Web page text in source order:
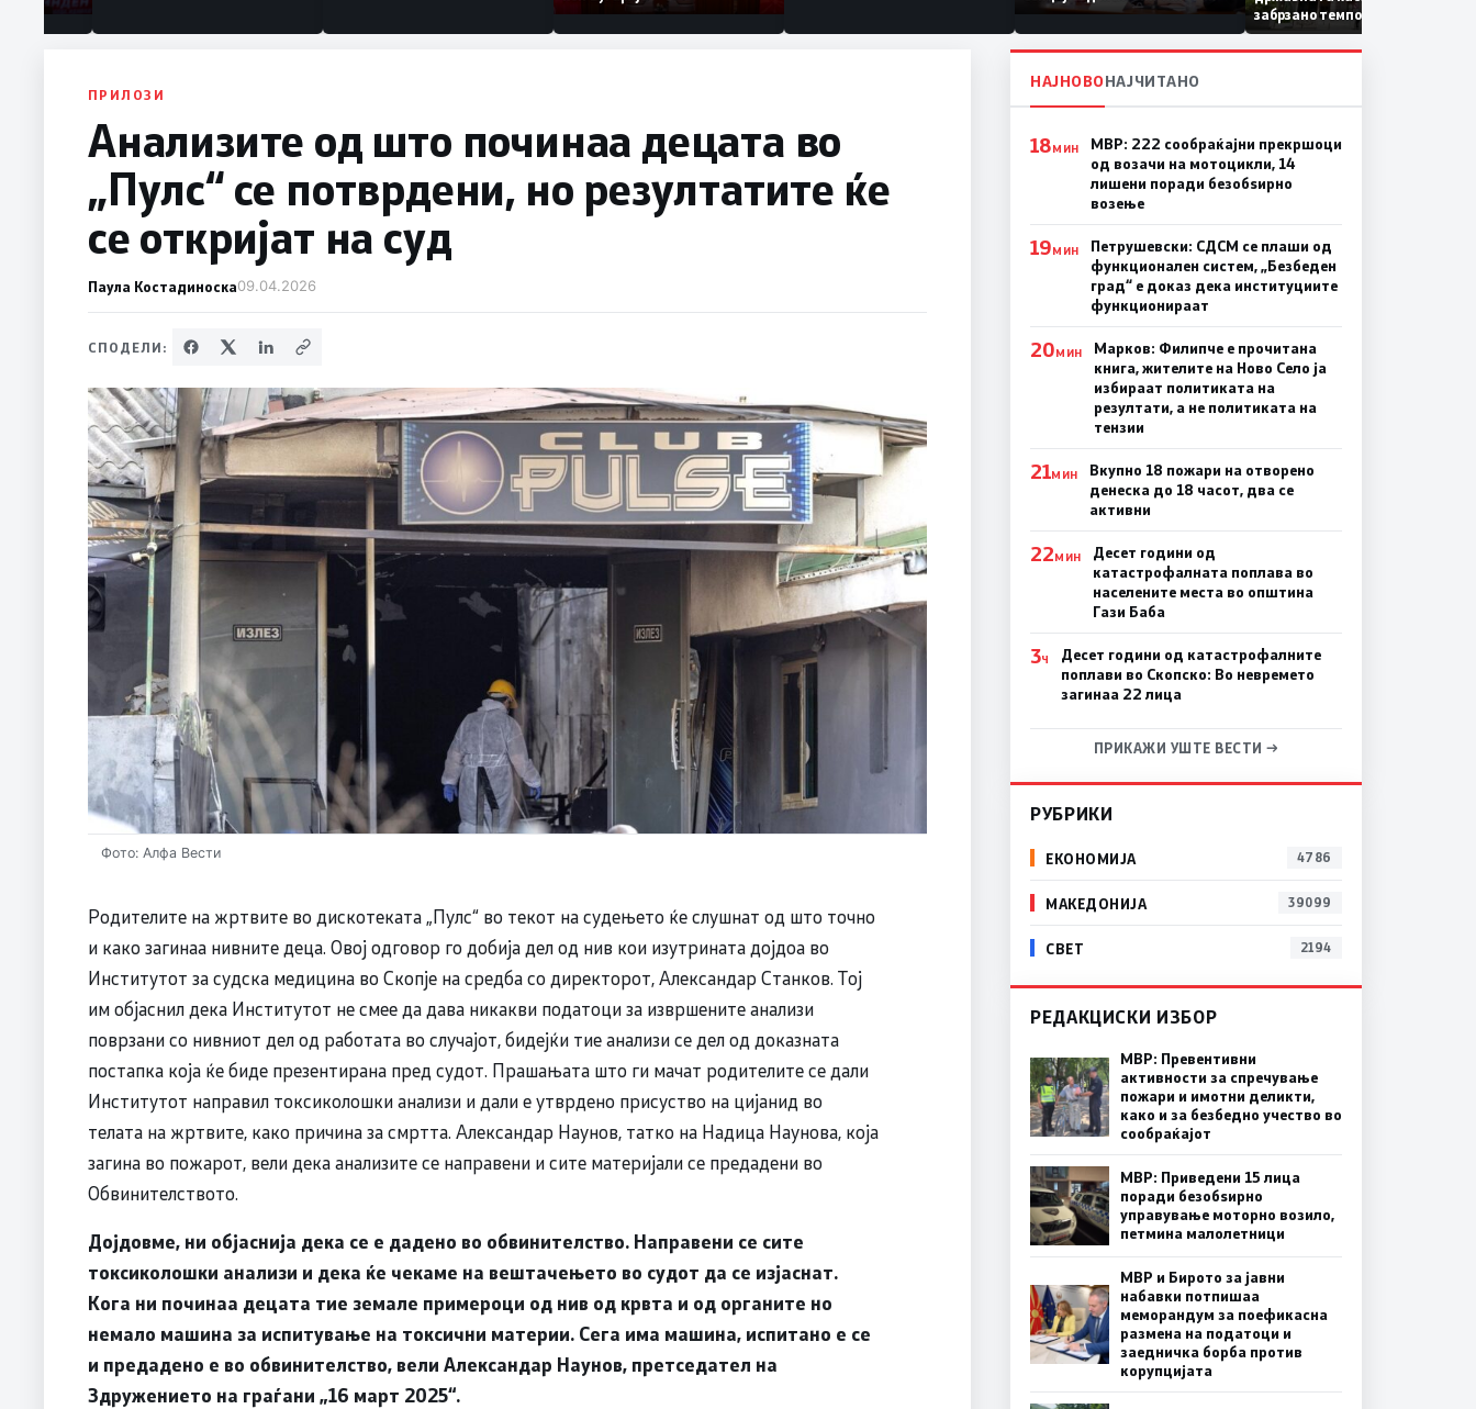
Коридор 8, Македонија
станува раскрсница на
Балканот
забрзано темпо
ПРИЛОЗИ
Анализите од што починаа децата во
„Пулс“ се потврдени, но резултатите ќе
се откријат на суд
Паула Костадиноска09.04.2026
СПОДЕЛИ:
Фото: Алфа Вести
Родителите на жртвите во дискотеката „Пулс“ во текот на судењето ќе слушнат од што точно
и како загинаа нивните деца. Овој одговор го добија дел од нив кои изутрината дојдоа во
Институтот за судска медицина во Скопје на средба со директорот, Александар Станков. Тој
им објаснил дека Институтот не смее да дава никакви податоци за извршените анализи
поврзани со нивниот дел од работата во случајот, бидејќи тие анализи се дел од доказната
постапка која ќе биде презентирана пред судот. Прашањата што ги мачат родителите се дали
Институтот направил токсиколошки анализи и дали е утврдено присуство на цијанид во
телата на жртвите, како причина за смртта. Александар Наунов, татко на Надица Наунова, која
загина во пожарот, вели дека анализите се направени и сите материјали се предадени во
Обвинителството.
Дојдовме, ни објаснија дека се е дадено во обвинителство. Направени се сите
токсиколошки анализи и дека ќе чекаме на вештачењето во судот да се изјаснат.
Кога ни починаа децата тие земале примероци од нив од крвта и од органите но
немало машина за испитување на токсични материи. Сега има машина, испитано е се
и предадено е во обвинителство, вели Александар Наунов, претседател на
Здружението на граѓани „16 март 2025“.
НАЈНОВОНАЈЧИТАНО
18МИН
МВР: 222 сообраќајни прекршоци
од возачи на мотоцикли, 14
лишени поради безобѕирно
возење
19МИН
Петрушевски: СДСМ се плаши од
функционален систем, „Безбеден
град“ е доказ дека институциите
функционираат
20МИН
Марков: Филипче е прочитана
книга, жителите на Ново Село ја
избираат политиката на
резултати, а не политиката на
тензии
21МИН
Вкупно 18 пожари на отворено
денеска до 18 часот, два се
активни
22МИН
Десет години од
катастрофалната поплава во
населените места во општина
Гази Баба
3Ч
Десет години од катастрофалните
поплави во Скопско: Во невремето
загинаа 22 лица
ПРИКАЖИ УШТЕ ВЕСТИ →
РУБРИКИ
ЕКОНОМИЈА 4786
МАКЕДОНИЈА 39099
СВЕТ 2194
РЕДАКЦИСКИ ИЗБОР
МВР: Превентивни
активности за спречување
пожари и имотни деликти,
како и за безбедно учество во
сообраќајот
МВР: Приведени 15 лица
поради безобѕирно
управување моторно возило,
петмина малолетници
МВР и Бирото за јавни
набавки потпишаа
меморандум за поефикасна
размена на податоци и
заедничка борба против
корупцијата